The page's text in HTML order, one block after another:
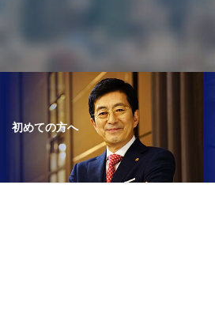
初めての方へ